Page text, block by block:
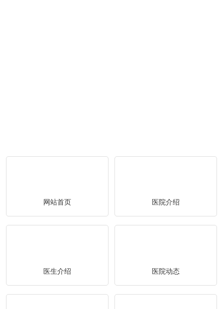
网站首页 医院介绍
医生介绍 医院动态